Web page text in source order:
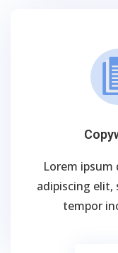
Lorem
adipiscing elit,
tempor